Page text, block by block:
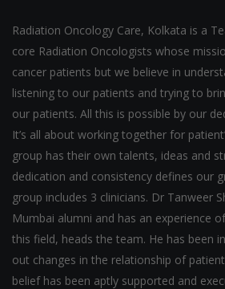
Radiation Oncology Care, Kolkata is a
core Radiation Oncologists whose
cancer patients but we believe in
listening to our patients and trying to
our patients. All this is possible by our
It’s all about working together for
group has their own talents, ideas and
dedication and consistency defines our
group includes 3 clinicians. Dr Tanweer
Mumbai alumni and has an experience
this field, heads the team. He has been
out changes in the relationship of
belief has been aptly supported and